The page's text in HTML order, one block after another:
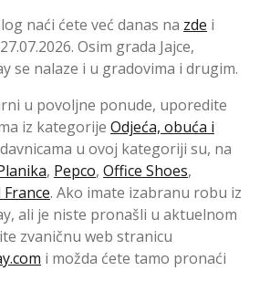
naći ćete već danas na zde i
Osim grada Jajce,
se nalaze i u gradovima i drugim.
u povoljne ponude, uporedite
iz kategorije Odjeća, obuća i
u ovoj kategoriji su, na
, Pepco, Office Shoes,
France. Ako imate izabranu robu iz
ali je niste pronašli u aktuelnom
zvaničnu web stranicu
i možda ćete tamo pronaći